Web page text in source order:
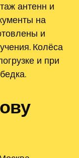
антенн и
на
и
Колёса
и при